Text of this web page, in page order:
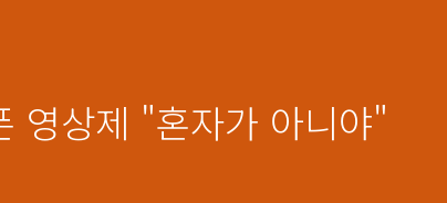
영상제 "혼자가 아니야"